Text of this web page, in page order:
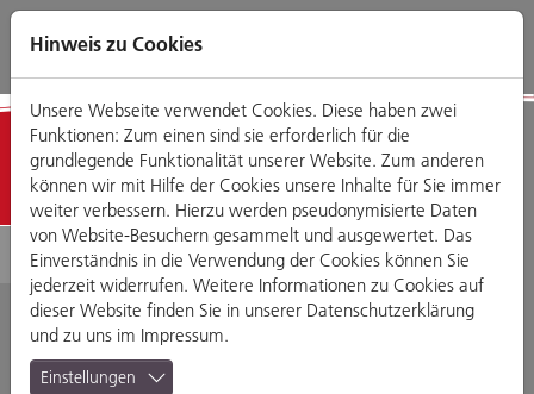
Direkt
zum
Zum
Hauptmenü
Zum
Footermenü
Zur
Website-
Detailansicht
Chin-Chin Bar
Hinweis zu Cookies
Unsere Webseite verwendet Cookies. Diese haben zwei
Funktionen: Zum einen sind sie erforderlich für die
grundlegende Funktionalität unserer Website. Zum anderen
können wir mit Hilfe der Cookies unsere Inhalte für Sie immer
weiter verbessern. Hierzu werden pseudonymisierte Daten
von Website-Besuchern gesammelt und ausgewertet. Das
Einverständnis in die Verwendung der Cookies können Sie
jederzeit widerrufen. Weitere Informationen zu Cookies auf
dieser Website finden Sie in unserer Datenschutzerklärung
und zu uns im Impressum.
Einstellungen